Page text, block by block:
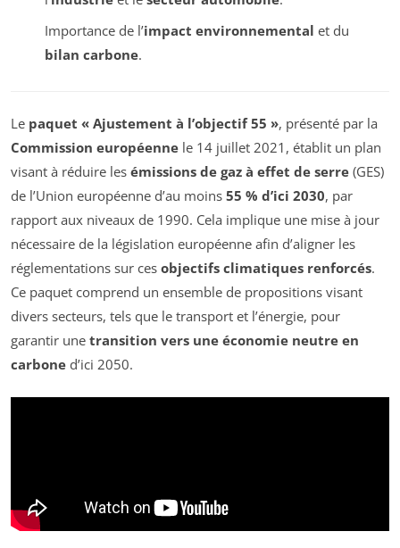
Importance de l’impact environnemental et du
bilan carbone.
Le paquet « Ajustement à l’objectif 55 », présenté par la
Commission européenne le 14 juillet 2021, établit un plan
visant à réduire les émissions de gaz à effet de serre (GES)
de l’Union européenne d’au moins 55 % d’ici 2030, par
rapport aux niveaux de 1990. Cela implique une mise à jour
nécessaire de la législation européenne afin d’aligner les
réglementations sur ces objectifs climatiques renforcés.
Ce paquet comprend un ensemble de propositions visant
divers secteurs, tels que le transport et l’énergie, pour
garantir une transition vers une économie neutre en
carbone d’ici 2050.